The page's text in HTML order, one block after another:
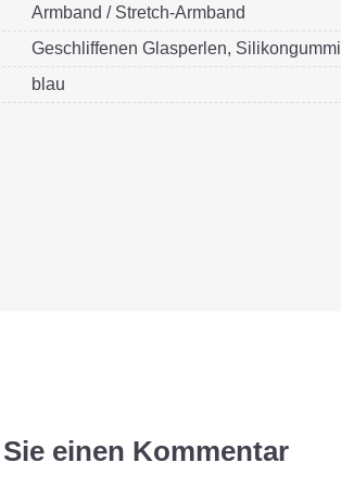
Armband / Stretch-Armband
Geschliffenen Glasperlen, Silikongummi
blau
einen Kommentar